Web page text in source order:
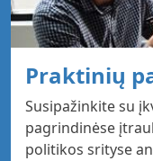
Praktinių
Susipažinkite su
pagrindinėse
politikos srityse